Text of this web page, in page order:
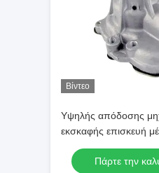
Βίντεο
Υψηλής απόδοσης
εκσκαφής επισκευή
αντλία νερού για
Πάρτε την